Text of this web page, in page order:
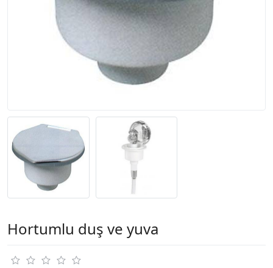
Hortumlu duş ve yuva